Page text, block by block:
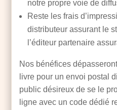
notre propre voie de
Reste les frais
distributeur assurant le
l’éditeur partenaire
Nos bénéfices
livre pour un envoi postal
public désireux de se le
ligne avec un code dédié